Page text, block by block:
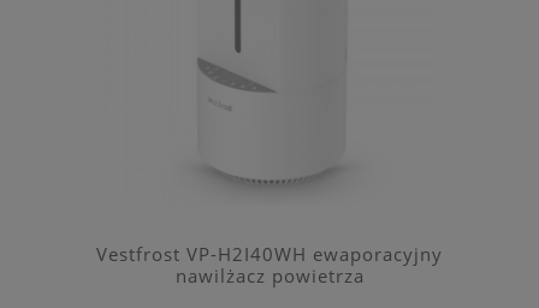
Vestfrost VP-H2I40WH ewaporacyjny
nawilżacz powietrza